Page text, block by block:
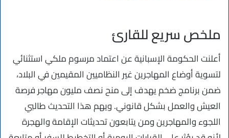
ملخص سريع للقارئ
أعلنت الحكومة الإسبانية عن اعتماد مرسوم ملكي استثنائي
لتسوية أوضاع المهاجرين غير النظاميين المقيمين في البلاد،
ضمن برنامج ضخم يهدف إلى منح نصف مليون مهاجر فرصة
العيش والعمل بشكل قانوني. ويهم هذا التحديث طالبي
اللجوء والمهاجرين ومن يتابعون تحديثات الإقامة والهجرة